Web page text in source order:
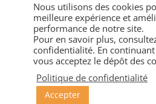
© CERFOS - Tous droits
Nous utilisons des cookies
meilleure expérience et
performance de notre site.
Pour en savoir plus,
confidentialité. En
vous acceptez le dépôt des
Politique de confidentialité
Accepter